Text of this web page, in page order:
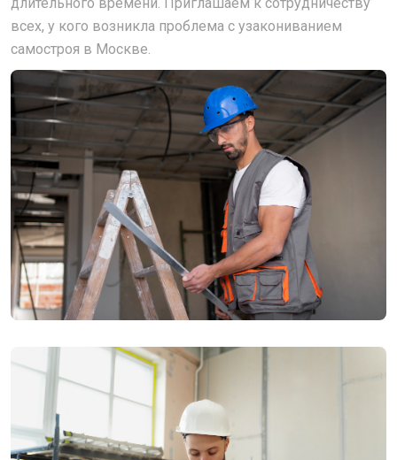
всех, у кого возникла проблема с узакониванием
самостроя в Москве.